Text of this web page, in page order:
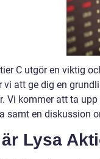
C utgör en viktig
vi att ge dig en
Vi kommer att ta
samt en diskussion
Lysa